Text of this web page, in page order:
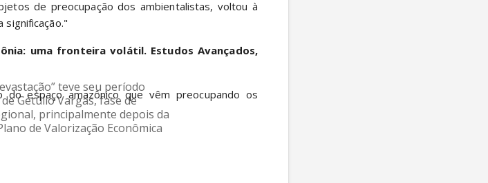
de preocupação dos ambientalistas, voltou à
uma fronteira volátil. Estudos Avançados,
teve seu período
Getúlio Vargas, fase de
principalmente depois da
de Valorização Econômica